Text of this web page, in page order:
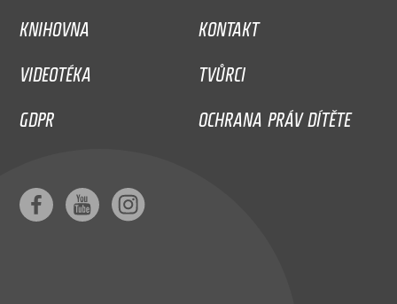
KNIHOVNA
KONTAKT
VIDEOTÉKA
TVŮRCI
GDPR
OCHRANA PRÁV DÍTĚTE